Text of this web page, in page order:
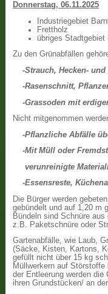
Donnerstag, 06.11.2025
Industriegebiet
Frettholz
übriges Stadtgebiet
Zu den Grünabfällen
-Strauch, Hecken-
-Rasenschnitt,
-Grassoden mit
Nicht mitgenommen
-Pflanzliche Abfälle
-Mit Müll oder
verunreinigte
-Essensreste,
Die Bürger werden
gebündelt und auf 1,20 m
Bündeln sind Schnüre
z.B. Paketschnüre oder
Gartenabfälle, wie Laub,
(Säcke, Kisten, Kartons,
gefüllt nicht über 15 kg
Müllwerkern auf
der Entleerung werden die
ihren Grundstücken/ an